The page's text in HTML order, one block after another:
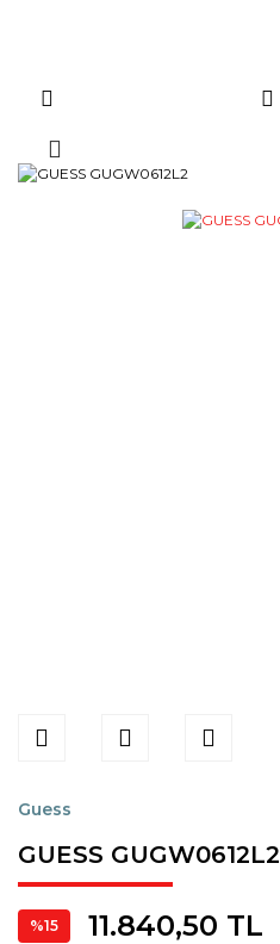
Guess
GUESS GUGW0612L2
%15 11.840,50 TL